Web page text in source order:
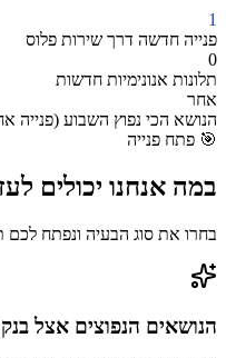
1
פנייה חדשה דרך שירות פלוס
0
תלונות אנונימיות חדשות
אחר
הנושא הכי נפוץ השבוע (פנייה
🎯 פתח פנייה
במה אנחנו יכולים
בחרו את סוג הבעיה ונפתח
הנושאים הנפוצים אצל